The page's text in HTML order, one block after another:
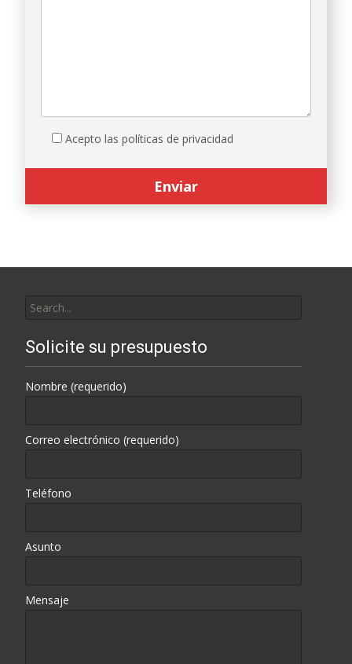
Acepto las políticas de privacidad
for:
Solicite su presupuesto
Nombre (requerido)
Correo electrónico (requerido)
Teléfono
Asunto
Mensaje